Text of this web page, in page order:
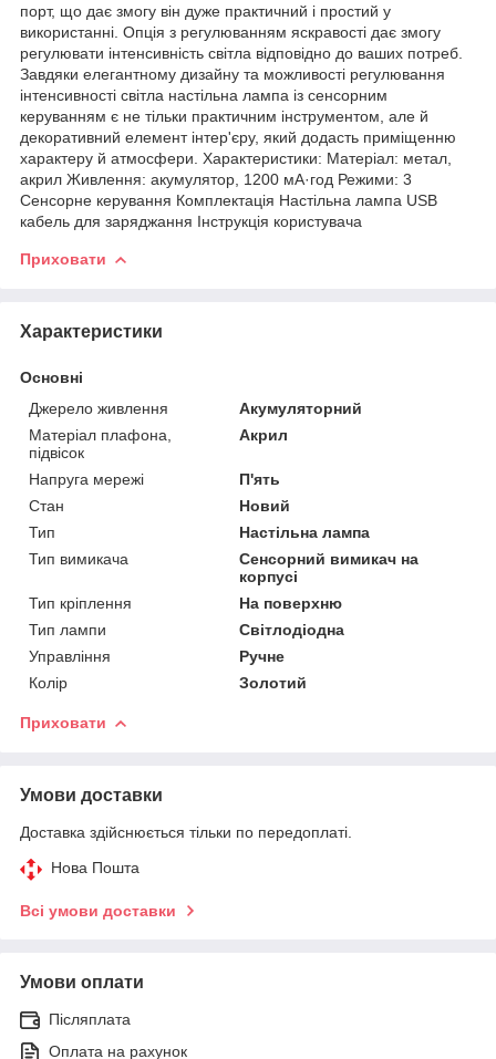
порт, що дає змогу він дуже практичний і простий у
використанні. Опція з регулюванням яскравості дає змогу
регулювати інтенсивність світла відповідно до ваших потреб.
Завдяки елегантному дизайну та можливості регулювання
інтенсивності світла настільна лампа із сенсорним
керуванням є не тільки практичним інструментом, але й
декоративний елемент інтер'єру, який додасть приміщенню
характеру й атмосфери. Характеристики: Матеріал: метал,
акрил Живлення: акумулятор, 1200 мА·год Режими: 3
Сенсорне керування Комплектація Настільна лампа USB
кабель для заряджання Інструкція користувача
Приховати
Характеристики
Основні
Джерело живлення
Акумуляторний
Матеріал плафона,
підвісок
Акрил
Напруга мережі
П'ять
Стан
Новий
Тип
Настільна лампа
Тип вимикача
Сенсорний вимикач на
корпусі
Тип кріплення
На поверхню
Тип лампи
Світлодіодна
Управління
Ручне
Колір
Золотий
Приховати
Умови доставки
Доставка здійснюється тільки по передоплаті.
Нова Пошта
Всі умови доставки
Умови оплати
Післяплата
Оплата на рахунок